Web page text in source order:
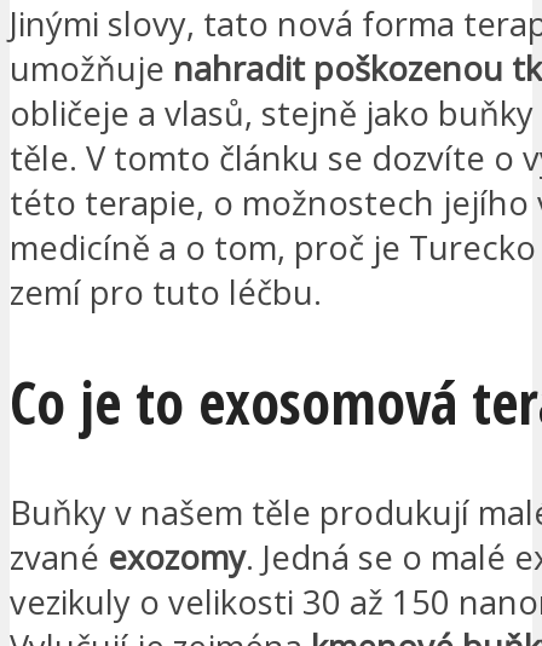
Jinými slovy, tato nová forma
umožňuje nahradit poškozenou
obličeje a vlasů, stejně jako
těle. V tomto článku se dozvíte o
této terapie, o možnostech jejího
medicíně a o tom, proč je
zemí pro tuto léčbu.
Co je to exosomová
Buňky v našem těle produkují
zvané exozomy. Jedná se o malé
vezikuly o velikosti 30 až 150